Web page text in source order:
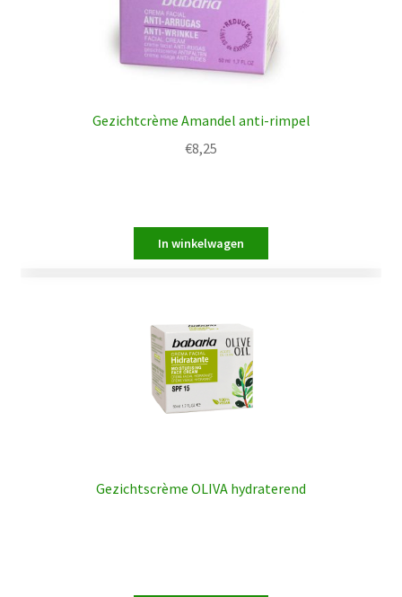
Gezichtcrème Amandel anti-rimpel
€8,25
Gezichtscrème OLIVA hydraterend